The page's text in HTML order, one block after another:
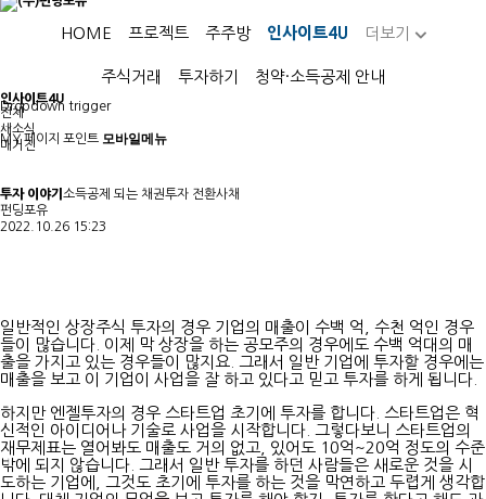
HOME 프로젝트 주주방 인사이트4U 더보기
주식거래 투자하기 청약·소득공제 안내
Dropdown trigger
...
MY 페이지 포인트 모바일메뉴
인사이트4U
전체
새소식
매거진
투자 이야기 소득공제 되는 채권투자 전환사채
펀딩포유
2022.10.26 15:23
일반적인 상장주식 투자의 경우 기업의 매출이 수백 억, 수천 억인 경우
들이 많습니다. 이제 막 상장을 하는 공모주의 경우에도 수백 억대의 매
출을 가지고 있는 경우들이 많지요. 그래서 일반 기업에 투자할 경우에는
매출을 보고 이 기업이 사업을 잘 하고 있다고 믿고 투자를 하게 됩니다.
하지만 엔젤투자의 경우 스타트업 초기에 투자를 합니다. 스타트업은 혁
신적인 아이디어나 기술로 사업을 시작합니다. 그렇다보니 스타트업의
재무제표는 열어봐도 매출도 거의 없고, 있어도 10억~20억 정도의 수준
밖에 되지 않습니다. 그래서 일반 투자를 하던 사람들은 새로운 것을 시
도하는 기업에, 그것도 초기에 투자를 하는 것을 막연하고 두렵게 생각합